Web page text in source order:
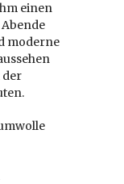
einen
moderne
der